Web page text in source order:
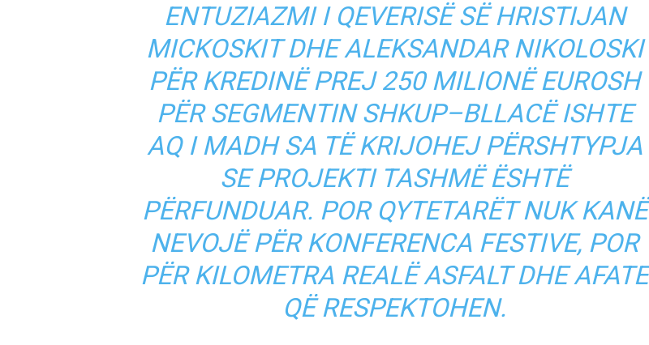
ENTUZIAZMI I QEVERISË SË HRISTIJAN
MICKOSKIT DHE ALEKSANDAR NIKOLOSKI
PËR KREDINË PREJ 250 MILIONË EUROSH
PËR SEGMENTIN SHKUP–BLLACË ISHTE
AQ I MADH SA TË KRIJOHEJ PËRSHTYPJA
SE PROJEKTI TASHMË ËSHTË
PËRFUNDUAR. POR QYTETARËT NUK KANË
NEVOJË PËR KONFERENCA FESTIVE, POR
PËR KILOMETRA REALË ASFALT DHE AFATE
QË RESPEKTOHEN.